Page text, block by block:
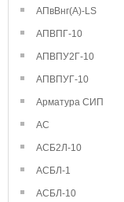
АПвВнг(А)-LS
АПВПГ-10
АПВПУ2Г-10
АПВПУГ-10
Арматура СИП
АС
АСБ2Л-10
АСБЛ-1
АСБЛ-10